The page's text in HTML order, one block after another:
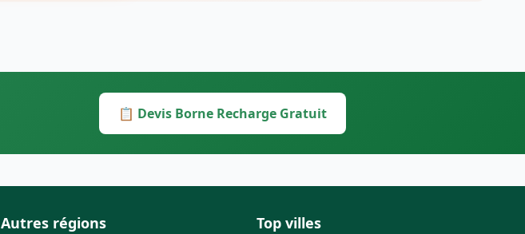
📋 Devis Borne Recharge Gratuit
Autres régions Top villes